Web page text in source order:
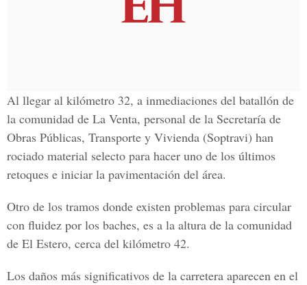
Al llegar al kilómetro 32, a inmediaciones del batallón de
la comunidad de La Venta, personal de la Secretaría de
Obras Públicas, Transporte y Vivienda (Soptravi) han
rociado material selecto para hacer uno de los últimos
retoques e iniciar la pavimentación del área.
Otro de los tramos donde existen problemas para circular
con fluidez por los baches, es a la altura de la comunidad
de El Estero, cerca del kilómetro 42.
Los daños más significativos de la carretera aparecen en el